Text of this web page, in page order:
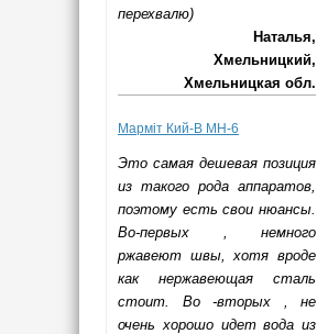
перехвалю)
Наталья,
Хмельницкий,
Хмельницкая обл.
Марміт Кий-В МН-6
Это самая дешевая позиция
из такого рода аппаратов,
поэтому есть свои нюансы.
Во-первых , немного
ржавеют швы, хотя вроде
как нержавеющая сталь
стоит. Во -вторых , не
очень хорошо идет вода из